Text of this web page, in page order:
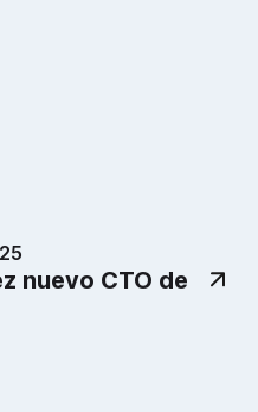
nuevo CTO de